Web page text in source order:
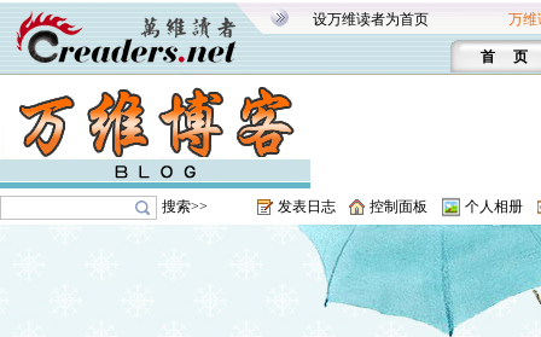
设万维读者为首页 万维
首 页
搜索>> 发表日志 控制面板 个人相册